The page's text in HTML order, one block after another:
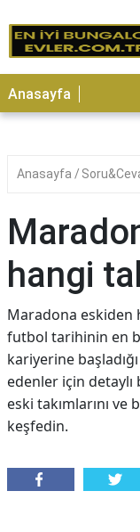
Anasayfa
Anasayfa
hangi
Maradona eskiden
futbol tarihinin en
kariyerine
edenler için
eski takımlarını ve
keşfedin.